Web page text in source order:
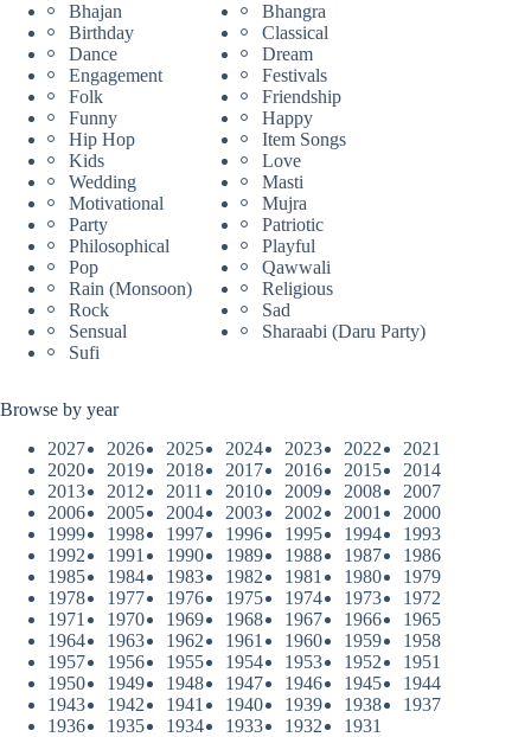
Bhajan
Bhangra
Birthday
Classical
Dance
Dream
Engagement
Festivals
Folk
Friendship
Funny
Happy
Hip Hop
Item Songs
Kids
Love
Wedding
Masti
Motivational
Mujra
Party
Patriotic
Philosophical
Playful
Pop
Qawwali
Rain (Monsoon)
Religious
Rock
Sad
Sensual
Sharaabi (Daru Party)
Sufi
Browse by year
2027
2026 2025 2024 2023 2022
2021
2020
2019 2018 2017 2016 2015
2014
2013
2012 2011 2010 2009 2008
2007
2006
2005 2004 2003 2002 2001
2000
1999
1998 1997 1996 1995 1994
1993
1992
1991 1990 1989 1988 1987
1986
1985
1984 1983 1982 1981 1980
1979
1978
1977 1976 1975 1974 1973
1972
1971
1970 1969 1968 1967 1966
1965
1964
1963 1962 1961 1960 1959
1958
1957
1956 1955 1954 1953 1952
1951
1950
1949 1948 1947 1946 1945
1944
1943
1942 1941 1940 1939 1938
1937
1936
1935 1934 1933 1932 1931